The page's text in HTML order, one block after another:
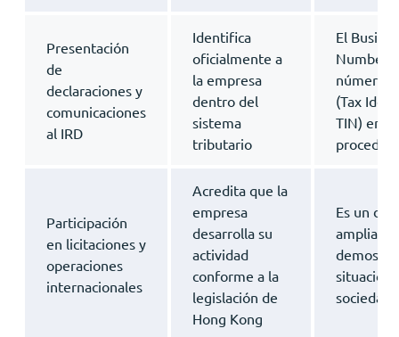
Presentación
de
declaraciones y
comunicaciones
al IRD
Identifica
oficialmente a
la empresa
dentro del
sistema
tributario
El
Number
número
(Tax
TIN) en
Participación
en licitaciones y
operaciones
internacionales
Acredita que la
empresa
desarrolla su
actividad
conforme a la
legislación de
Hong Kong
Es un
situación
sociedad.